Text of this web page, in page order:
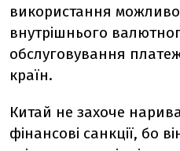
використання
внутрішнього
обслуговування
країн.
Китай не захоче
фінансові санкції, бо